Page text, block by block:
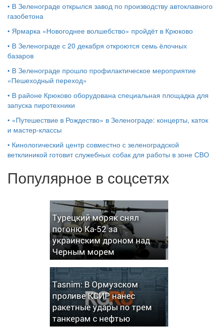
• В Зеленограде открылся завод по производству автоклавного
газобетона
• Ярмарка «Новогоднее волшебство» пройдёт в Крюково
• В Зеленограде с 20 декабря откроются семь ёлочных
базаров
• В Зеленограде прошло профилактическое мероприятие
«Пешеходный переход»
• В районе Крюково оборудована специальная площадка для
запуска пиротехники
• «Путешествие в Рождество» в Зеленограде: концерты, каток
и мастер‑классы
• Кинологический центр совместно с зеленоградской
ветклиникой готовит служебных собак для работы в зоне СВО
Популярное в соцсетях
Турецкий моряк снял
погоню Ка-52 за
украинским дроном над
Черным морем
Tasnim: В Ормузском
проливе КСИР нанес
ракетные удары по трем
танкерам с нефтью